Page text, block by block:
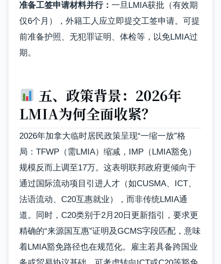
准备工签申请材料并行： 一旦LMIA获批（有效期
仅6个月），外籍工人应立即提交工签申请。可提
前准备护照、无犯罪证明、体检等，以免LMIA过
期。
五、政策背景：2026年
LMIA为何全面收紧？
2026年加拿大临时居民政策呈现“一缩一放”格
局：TFWP（需LMIA）缩减，IMP（LMIA豁免）
规模反而上调至17万。这表明联邦政府更倾向于
通过国际流动项目引进人才（如CUSMA、ICT、
法语流动、C20互惠就业），而非传统LMIA通
道。同时，C20类别于2月20日更新指引，要求更
精确的“来源国互惠”证明及GCMS字段匹配，意味
着LMIA豁免路径也在规范化。雇主若具备跨国业